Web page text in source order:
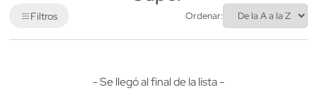
Filtros Ordenar:
- Se llegó al final de la lista -